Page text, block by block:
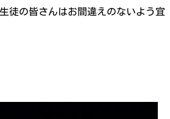
徒の皆さんはお間違えのないよう宜